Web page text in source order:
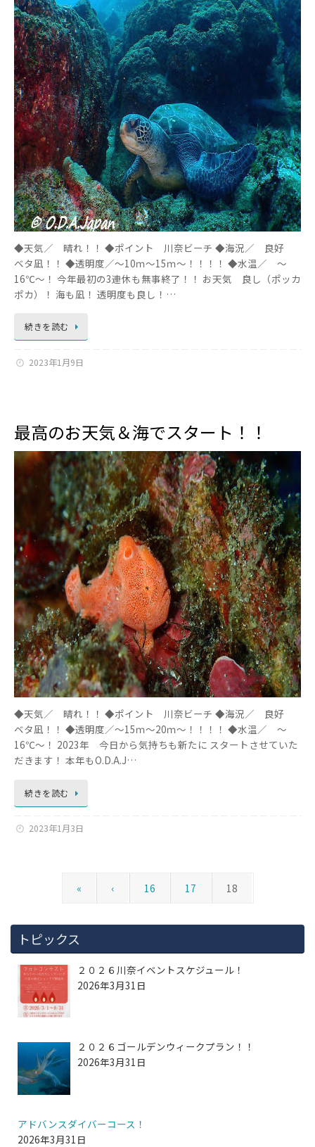
◆天気／ 晴れ！！ ◆ポイント 川奈ビーチ ◆海況／ 良好
ベタ凪！！ ◆透明度／～10ｍ～15ｍ～！！！！ ◆水温／ ～
16℃～！ 今年最初の3連休も無事終了！！ お天気 良し（ポッカ
ポカ）！ 海も凪！ 透明度も良し！…
続きを読む
2023年1月9日
最高のお天気＆海でスタート！！
◆天気／ 晴れ！！ ◆ポイント 川奈ビーチ ◆海況／ 良好
ベタ凪！！ ◆透明度／～15ｍ～20ｍ～！！！！ ◆水温／ ～
16℃～！ 2023年 今日から気持ちも新たに スタートさせていた
だきます！ 本年もO.D.A.J…
続きを読む
2023年1月3日
« ‹ 16 17 18
トピックス
２０２６川奈イベントスケジュール！
2026年3月31日
２０２６ゴールデンウィークプラン！！
2026年3月31日
アドバンスダイバーコース！
2026年3月31日